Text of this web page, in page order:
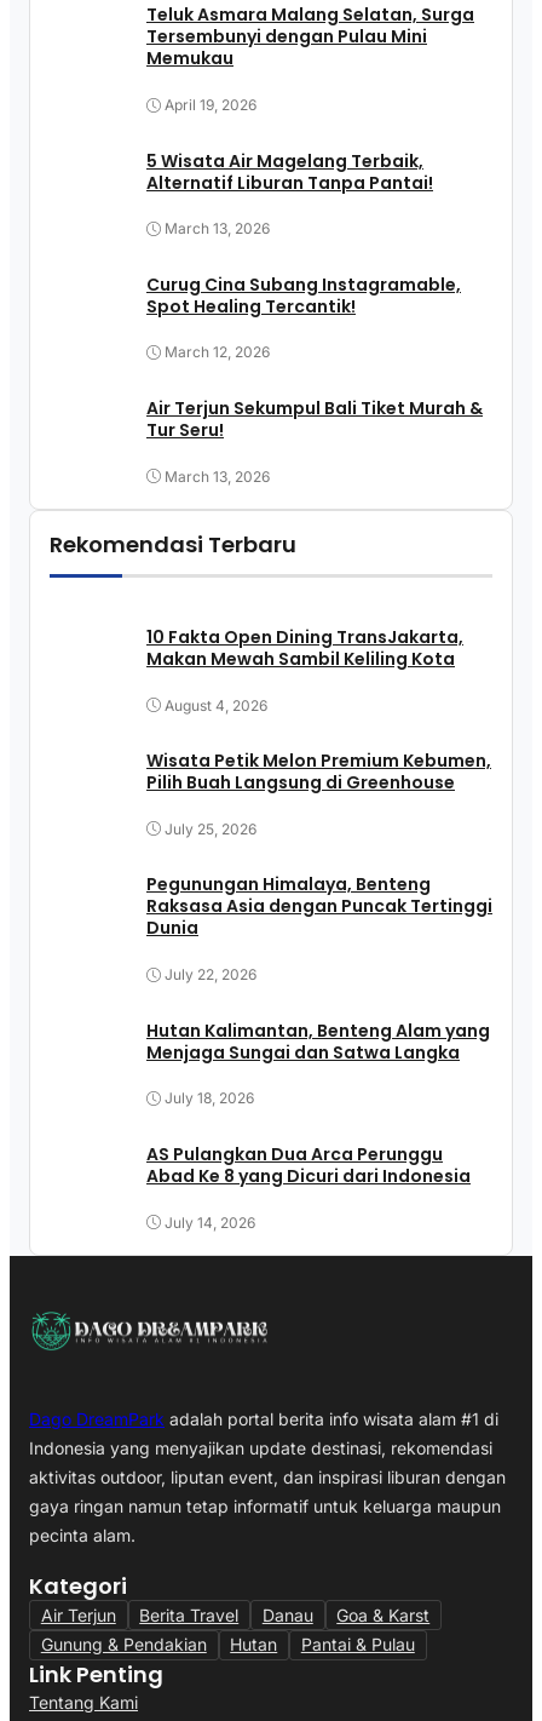
Teluk Asmara Malang Selatan, Surga
Tersembunyi dengan Pulau Mini
Memukau
April 19, 2026
5 Wisata Air Magelang Terbaik,
Alternatif Liburan Tanpa Pantai!
March 13, 2026
Curug Cina Subang Instagramable,
Spot Healing Tercantik!
March 12, 2026
Air Terjun Sekumpul Bali Tiket Murah &
Tur Seru!
March 13, 2026
Rekomendasi Terbaru
10 Fakta Open Dining TransJakarta,
Makan Mewah Sambil Keliling Kota
August 4, 2026
Wisata Petik Melon Premium Kebumen,
Pilih Buah Langsung di Greenhouse
July 25, 2026
Pegunungan Himalaya, Benteng
Raksasa Asia dengan Puncak Tertinggi
Dunia
July 22, 2026
Hutan Kalimantan, Benteng Alam yang
Menjaga Sungai dan Satwa Langka
July 18, 2026
AS Pulangkan Dua Arca Perunggu
Abad Ke 8 yang Dicuri dari Indonesia
July 14, 2026
Dago DreamPark adalah portal berita info wisata alam #1 di
Indonesia yang menyajikan update destinasi, rekomendasi
aktivitas outdoor, liputan event, dan inspirasi liburan dengan
gaya ringan namun tetap informatif untuk keluarga maupun
pecinta alam.
Kategori
Air Terjun Berita Travel Danau
Goa & Karst
Gunung & Pendakian
Hutan Pantai & Pulau
Link Penting
Tentang Kami